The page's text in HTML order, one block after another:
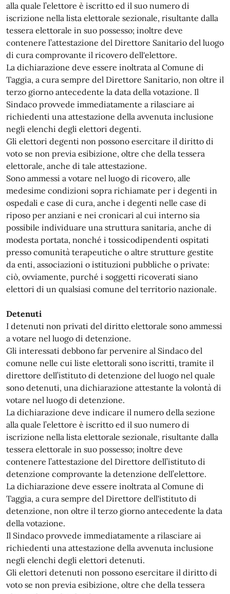
alla quale l’elettore è iscritto ed il suo numero di
iscrizione nella lista elettorale sezionale, risultante dalla
tessera elettorale in suo possesso; inoltre deve
contenere l’attestazione del Direttore Sanitario del luogo
di cura comprovante il ricovero dell'elettore.
La dichiarazione deve essere inoltrata al Comune di
Taggia, a cura sempre del Direttore Sanitario, non oltre il
terzo giorno antecedente la data della votazione. Il
Sindaco provvede immediatamente a rilasciare ai
richiedenti una attestazione della avvenuta inclusione
negli elenchi degli elettori degenti.
Gli elettori degenti non possono esercitare il diritto di
voto se non previa esibizione, oltre che della tessera
elettorale, anche di tale attestazione.
Sono ammessi a votare nel luogo di ricovero, alle
medesime condizioni sopra richiamate per i degenti in
ospedali e case di cura, anche i degenti nelle case di
riposo per anziani e nei cronicari al cui interno sia
possibile individuare una struttura sanitaria, anche di
modesta portata, nonché i tossicodipendenti ospitati
presso comunità terapeutiche o altre strutture gestite
da enti, associazioni o istituzioni pubbliche o private:
ciò, ovviamente, purché i soggetti ricoverati siano
elettori di un qualsiasi comune del territorio nazionale.
Detenuti
I detenuti non privati del diritto elettorale sono ammessi
a votare nel luogo di detenzione.
Gli interessati debbono far pervenire al Sindaco del
comune nelle cui liste elettorali sono iscritti, tramite il
direttore dell’istituto di detenzione del luogo nel quale
sono detenuti, una dichiarazione attestante la volontà di
votare nel luogo di detenzione.
La dichiarazione deve indicare il numero della sezione
alla quale l’elettore è iscritto ed il suo numero di
iscrizione nella lista elettorale sezionale, risultante dalla
tessera elettorale in suo possesso; inoltre deve
contenere l’attestazione del Direttore dell’istituto di
detenzione comprovante la detenzione dell’elettore.
La dichiarazione deve essere inoltrata al Comune di
Taggia, a cura sempre del Direttore dell'istituto di
detenzione, non oltre il terzo giorno antecedente la data
della votazione.
Il Sindaco provvede immediatamente a rilasciare ai
richiedenti una attestazione della avvenuta inclusione
negli elenchi degli elettori detenuti.
Gli elettori detenuti non possono esercitare il diritto di
voto se non previa esibizione, oltre che della tessera